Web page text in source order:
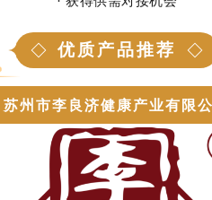
优质产品推荐
苏州市李良济健康产业有限